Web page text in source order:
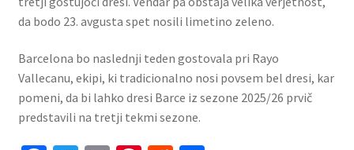
da bodo 23. avgusta spet nosili limetino zeleno.
Barcelona bo naslednji teden gostovala pri Rayo
Vallecanu, ekipi, ki tradicionalno nosi povsem bel dresi, kar
pomeni, da bi lahko dresi Barce iz sezone 2025/26 prvič
predstavili na tretji tekmi sezone.